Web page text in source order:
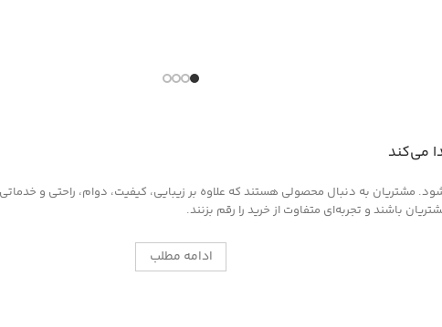
می‌کند
مشتریان به دنبال محصولی هستند که علاوه بر زیبایی، کیفیت، دوام، راحتی و
باشند و تجربه‌ای متفاوت از خرید را رقم بزنند.
ادامه مطلب